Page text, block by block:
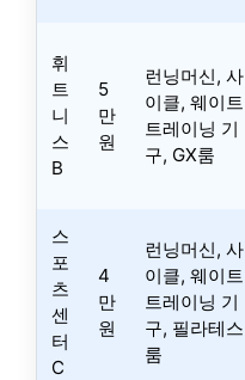
휘
트
니
스
B
5
만
원
런닝머신, 사
이클, 웨이트
트레이닝 기
구, GX룸
스
포
츠
센
터
C
4
만
원
런닝머신, 사
이클, 웨이트
트레이닝 기
구, 필라테스
룸